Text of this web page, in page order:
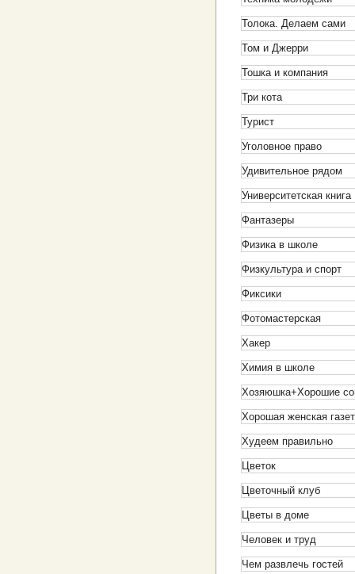
Толока. Делаем сами
Том и Джерри
Тошка и компания
Три кота
Турист
Уголовное право
Удивительное рядом
Университетская книга
Фантазеры
Физика в школе
Физкультура и спорт
Фиксики
Фотомастерская
Хакер
Химия в школе
Хозяюшка+Хорошие
Хорошая женская
Худеем правильно
Цветок
Цветочный клуб
Цветы в доме
Человек и труд
Чем развлечь гостей